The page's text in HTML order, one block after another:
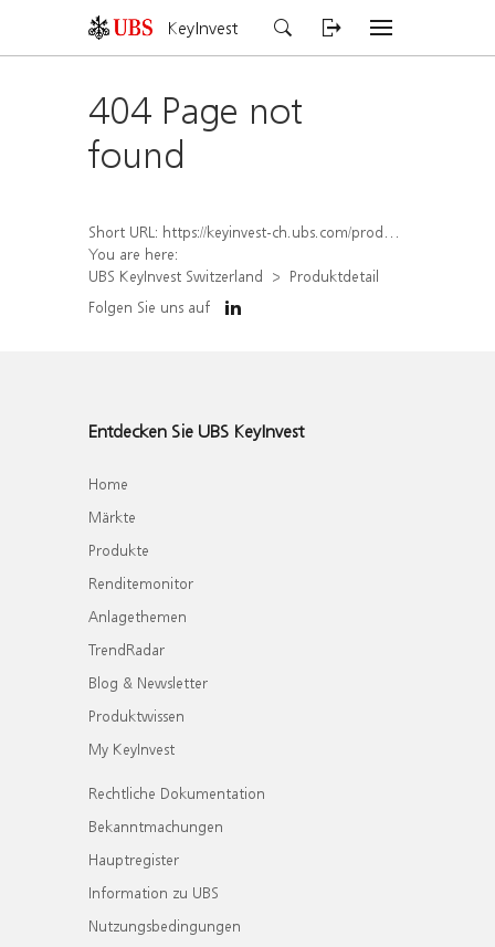
KeyInvest
404 Page not
found
Short URL: https://keyinvest-ch.ubs.com/produkt/detail/index/isin/CH1572294572
You are here:
UBS KeyInvest Switzerland
Produktdetail
Folgen Sie uns auf
Entdecken Sie UBS KeyInvest
Home
Märkte
Produkte
Renditemonitor
Anlagethemen
TrendRadar
Blog & Newsletter
Produktwissen
My KeyInvest
Rechtliche Dokumentation
Bekanntmachungen
Hauptregister
Information zu UBS
Nutzungsbedingungen